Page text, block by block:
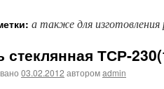
а также для изготовления
стеклянная ТСР-
03.02.2012 авторомadmin